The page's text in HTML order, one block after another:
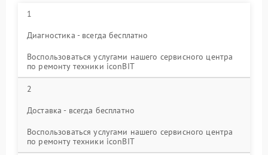
1
Диагностика - всегда бесплатно
Воспользоваться услугами нашего сервисного центра
по ремонту техники iconBIT
2
Доставка - всегда бесплатно
Воспользоваться услугами нашего сервисного центра
по ремонту техники iconBIT